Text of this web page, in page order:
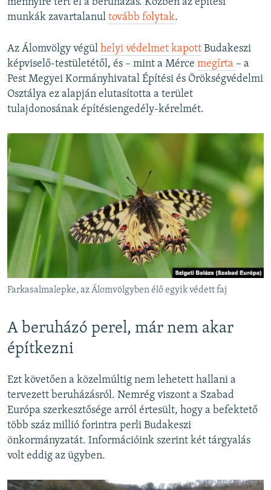
mennyire tért el a beruházás. Közben az építési
munkák zavartalanul tovább folytak.
Az Álomvölgy végül helyi védelmet kapott Budakeszi
képviselő-testületétől, és – mint a Mérce megírta – a
Pest Megyei Kormányhivatal Építési és Örökségvédelmi
Osztálya ez alapján elutasította a terület
tulajdonosának építésiengedély-kérelmét.
Farkasalmalepke, az Álomvölgyben élő egyik védett faj
A beruházó perel, már nem akar
építkezni
Ezt követően a közelmúltig nem lehetett hallani a
tervezett beruházásról. Nemrég viszont a Szabad
Európa szerkesztősége arról értesült, hogy a befektető
több száz millió forintra perli Budakeszi
önkormányzatát. Információink szerint két tárgyalás
volt eddig az ügyben.